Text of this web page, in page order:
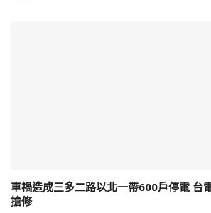
車禍造成三多二路以北一帶600戶停電 台
搶修